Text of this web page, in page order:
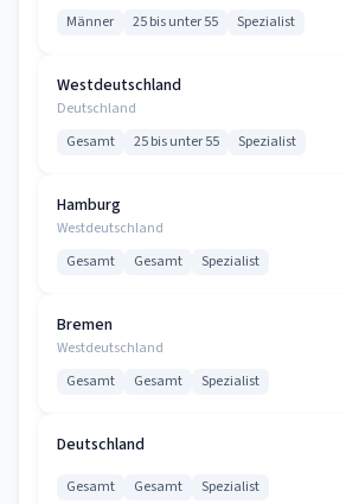
Männer 25 bis unter 55 Spezialist
Westdeutschland
Deutschland
Gesamt 25 bis unter 55 Spezialist
Hamburg
Westdeutschland
Gesamt Gesamt Spezialist
Bremen
Westdeutschland
Gesamt Gesamt Spezialist
Deutschland
Gesamt Gesamt Spezialist